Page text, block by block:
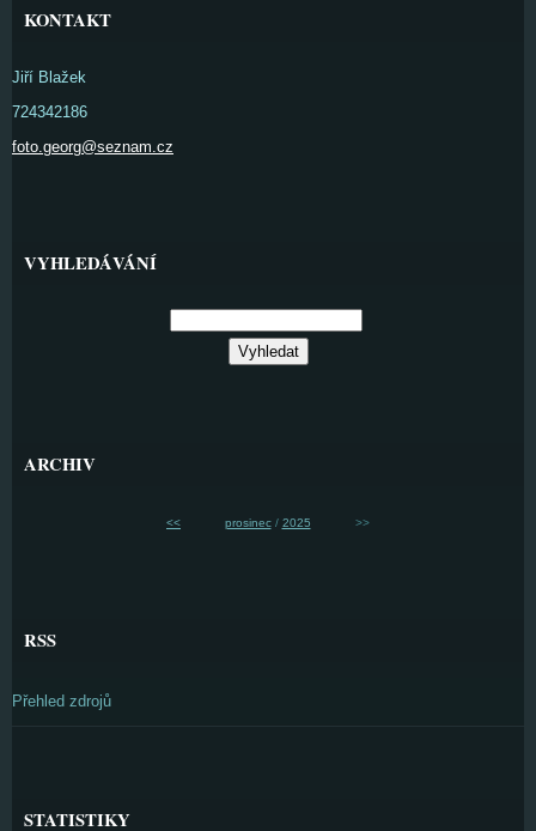
KONTAKT
Jiří Blažek
724342186
foto.georg@seznam.cz
VYHLEDÁVÁNÍ
ARCHIV
<< prosinec/ 2025 >>
RSS
Přehled zdrojů
STATISTIKY